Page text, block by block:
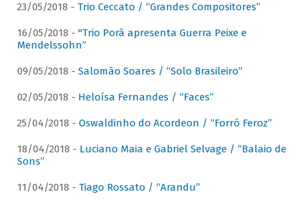
23/05/2018 - Trio Ceccato / “Grandes Compositores”
16/05/2018 - "Trio Porã apresenta Guerra Peixe e
Mendelssohn”
09/05/2018 - Salomão Soares / “Solo Brasileiro”
02/05/2018 - Heloísa Fernandes / “Faces”
25/04/2018 - Oswaldinho do Acordeon / “Forró Feroz”
18/04/2018 - Luciano Maia e Gabriel Selvage / “Balaio de
Sons”
11/04/2018 - Tiago Rossato / “Arandu”